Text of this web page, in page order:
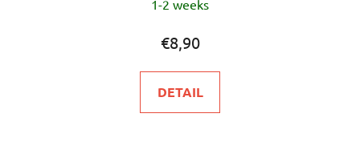
1-2 weeks
€8,90
DETAIL